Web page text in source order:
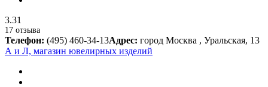
3.31
17 отзыва
Телефон: (495) 460-34-13Адрес: город Москва , Уральская, 13
А и Л, магазин ювелирных изделий